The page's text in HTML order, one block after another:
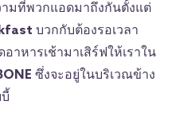
มที่พวกแอดมาถึงกันตั้งแต่
บวกกับต้องรอเวลา
าหารเช้ามาเสิร์ฟให้เราใน
ซึ่งจะอยู่ในบริเวณข้าง